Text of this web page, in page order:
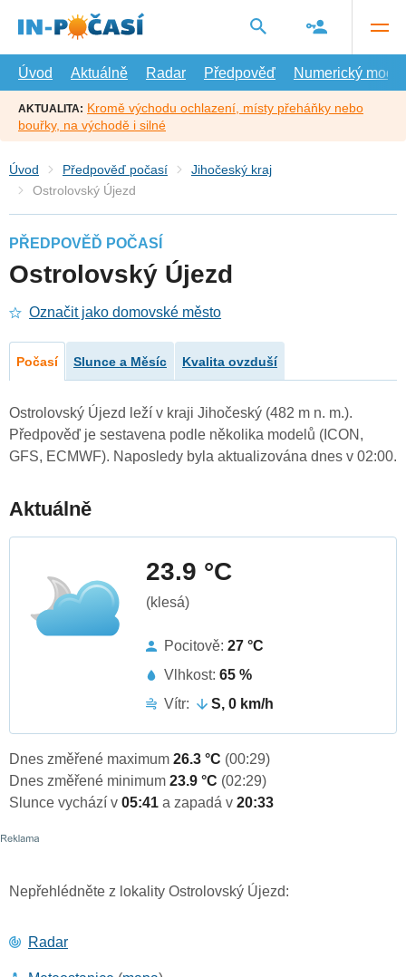
hlavní
Úvod
Aktuálně Radar Předpověď Numerický model
AKTUALITA: Kromě východu ochlazení, místy přeháňky nebo
bouřky, na východě i silné
Úvod Předpověď počasí
Jihočeský kraj
Ostrolovský Újezd
PŘEDPOVĚĎ POČASÍ
Ostrolovský Újezd
Označit jako domovské město
Počasí Slunce a Měsíc Kvalita ovzduší
Ostrolovský Újezd leží v kraji Jihočeský (482 m n. m.).
Předpověď je sestavena podle několika modelů (ICON,
GFS, ECMWF). Naposledy byla aktualizována dnes v 02:00.
Aktuálně
23.9 °C
(klesá)
Pocitově: 27 °C
Vlhkost: 65 %
Vítr:
S, 0 km/h
Dnes změřené maximum 26.3 °C (00:29)
Dnes změřené minimum 23.9 °C (02:29)
Slunce vychází v 05:41 a zapadá v 20:33
Nepřehlédněte z lokality Ostrolovský Újezd:
Radar